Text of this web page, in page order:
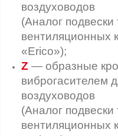
воздуховодов
(Аналог
вентиляционных
«Erico»);
Z — образные
виброгасителем
воздуховодов
(Аналог
вентиляционных